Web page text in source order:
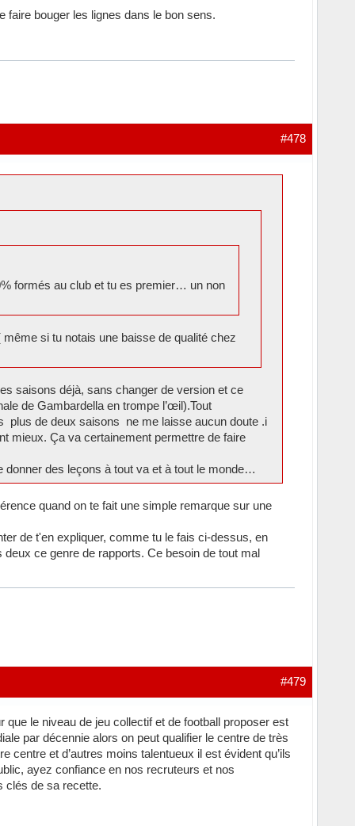
bouger les lignes dans le bon sens.
#478
formés au club et tu es premier… un non
si tu notais une baisse de qualité chez
saisons déjà, sans changer de version et ce
de Gambardella en trompe l’œil).Tout
plus de deux saisons ne me laisse aucun doute .i
mieux. Ça va certainement permettre de faire
donner des leçons à tout va et à tout le monde…
quand on te fait une simple remarque sur une
de t'en expliquer, comme tu le fais ci-dessus, en
ce genre de rapports. Ce besoin de tout mal
#479
le niveau de jeu collectif et de football proposer est
par décennie alors on peut qualifier le centre de très
et d’autres moins talentueux il est évident qu’ils
ayez confiance en nos recruteurs et nos
clés de sa recette.